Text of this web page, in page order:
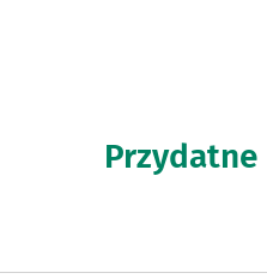
Przydatne